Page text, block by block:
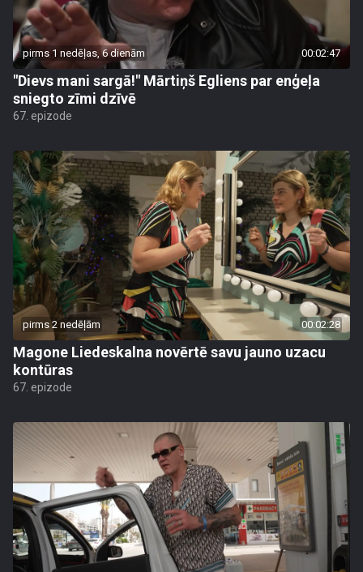
pirms 1 nedēļas, 6 dienām 00:02:47
"Dievs mani sargā!" Mārtiņš Egliens par enģeļa
sniegto zīmi dzīvē
67. epizode
pirms 2 nedēļām 00:02:28
Magone Liedeskalna novērtē savu jauno uzacu
kontūras
67. epizode